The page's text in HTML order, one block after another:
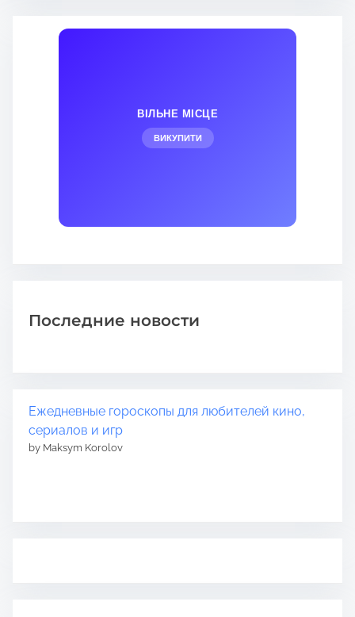
ВІЛЬНЕ МІСЦЕ
ВИКУПИТИ
Последние новости
Ежедневные гороскопы для любителей кино,
сериалов и игр
by Maksym Korolov